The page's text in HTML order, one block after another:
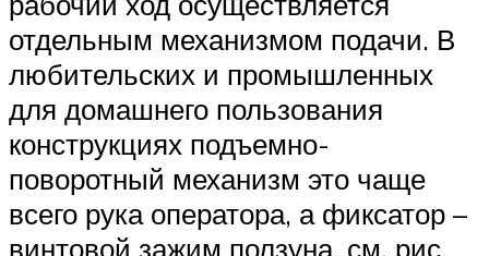
отдельным механизмом подачи. В
любительских и промышленных
для домашнего пользования
конструкциях подъемно-
поворотный механизм это чаще
всего рука оператора, а фиксатор –
винтовой зажим ползуна, см. рис.